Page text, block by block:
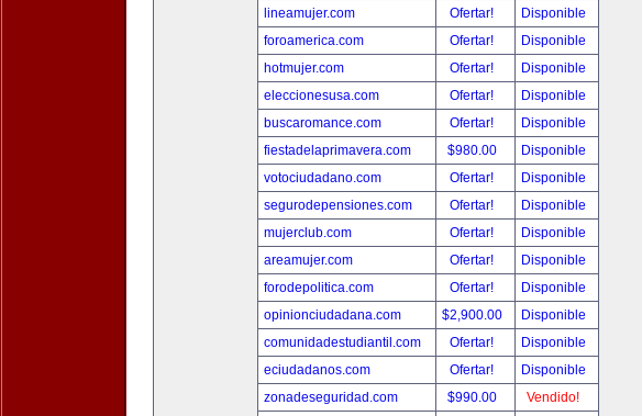
lineamujer.com
Ofertar!
Disponible
foroamerica.com
Ofertar!
Disponible
hotmujer.com
Ofertar!
Disponible
eleccionesusa.com
Ofertar!
Disponible
buscaromance.com
Ofertar!
Disponible
fiestadelaprimavera.com
$980.00
Disponible
votociudadano.com
Ofertar!
Disponible
segurodepensiones.com
Ofertar!
Disponible
mujerclub.com
Ofertar!
Disponible
areamujer.com
Ofertar!
Disponible
forodepolitica.com
Ofertar!
Disponible
opinionciudadana.com
$2,900.00
Disponible
comunidadestudiantil.com
Ofertar!
Disponible
eciudadanos.com
Ofertar!
Disponible
zonadeseguridad.com
$990.00
Vendido!